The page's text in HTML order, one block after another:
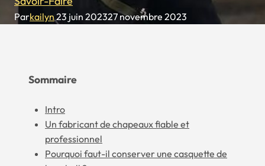
Parkailyn23 juin 202327 novembre 2023
Sommaire
Intro
Un fabricant de chapeaux fiable et
professionnel
Pourquoi faut-il conserver une casquette de